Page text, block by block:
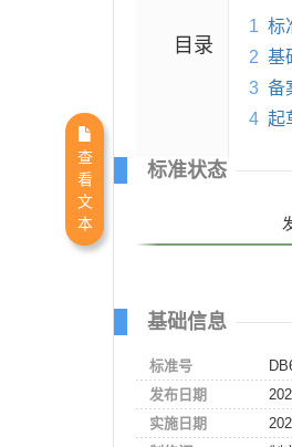
查
看
文
本
目录
1 标
2 基
3 备
4 起
标准状态
基础信息
标准号
发布日期
实施日期